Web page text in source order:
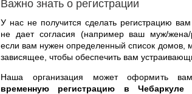
Важно знать о регистрации
У нас не получится сделать регистрацию
не дает согласия (например ваш муж/жена/
если вам нужен определенный список домов,
зависящее, чтобы обеспечить вам
Наша организация может оформить
временную регистрацию в Чебаркуле